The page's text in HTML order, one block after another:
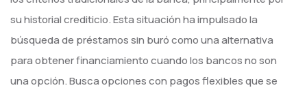
su historial crediticio. Esta situación ha impulsado la
búsqueda de préstamos sin buró como una alternativa
para obtener financiamiento cuando los bancos no son
una opción. Busca opciones con pagos flexibles que se